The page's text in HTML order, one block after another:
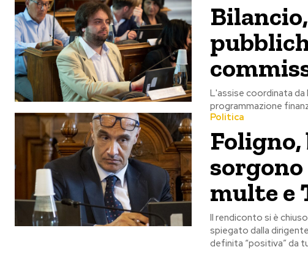
L'assise coordinata
programmazione
Politica
multe e
Il rendiconto si è
spiegato dalla
definita “positiva” da